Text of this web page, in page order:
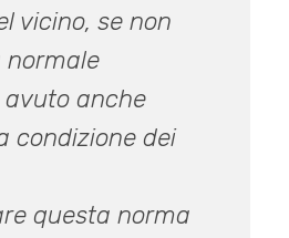
vicino, se non
normale
anche
condizione dei
questa norma